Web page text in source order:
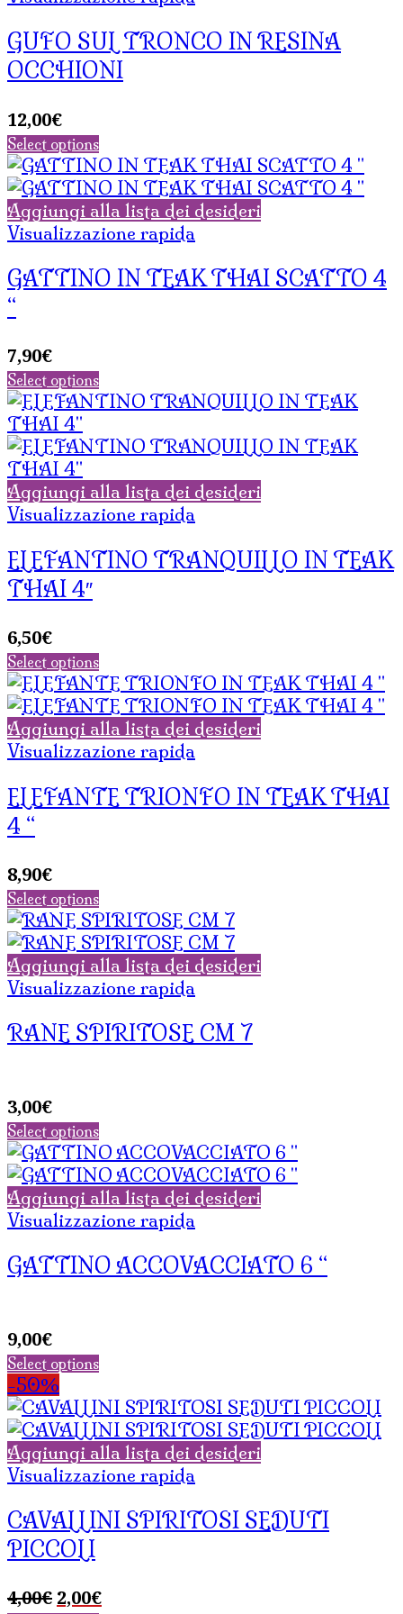
GUFO SUL TRONCO IN RESINA
OCCHIONI
12,00€
Select options
Aggiungi alla lista dei desideri
Visualizzazione rapida
GATTINO IN TEAK THAI SCATTO 4
“
7,90€
Select options
Aggiungi alla lista dei desideri
Visualizzazione rapida
ELEFANTINO TRANQUILLO IN TEAK
THAI 4″
6,50€
Select options
Aggiungi alla lista dei desideri
Visualizzazione rapida
ELEFANTE TRIONFO IN TEAK THAI
4 “
8,90€
Select options
Aggiungi alla lista dei desideri
Visualizzazione rapida
RANE SPIRITOSE CM 7
3,00€
Select options
Aggiungi alla lista dei desideri
Visualizzazione rapida
GATTINO ACCOVACCIATO 6 “
9,00€
Select options
-50%
Aggiungi alla lista dei desideri
Visualizzazione rapida
CAVALLINI SPIRITOSI SEDUTI
PICCOLI
4,00€ Il
2,00€Il